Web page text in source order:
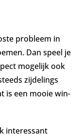
probleem in
Dan speel je
mogelijk ook
zijdelings
is een mooie win-
interessant